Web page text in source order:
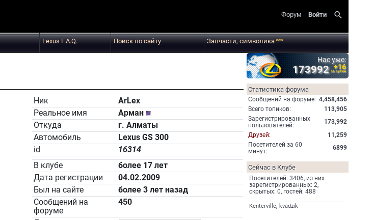
Форум Войти search
Lexus F.A.Q. Поиск по сайту Запчасти, символикаnew
Ник
ArLex
Реальное имя
Арман
Откуда
г. Алматы
Автомобиль
Lexus GS 300
id
16314
В клубе
более 17 лет
Дата регистрации
04.02.2009
Был на сайте
более 3 лет назад
Сообщений на
форуме
450
Нас уже:
173992 +16
за сутки
Статистика форума
Cообщений на форуме: 4,458,456
Всего топиков:
113,905
Зарегистрированных
пользователей:
173,992
Друзей:
11,259
Посетителей за 60
минут:
6899
Сейчас в Клубе
Посетителей: 3406, из них
зарегистрированных: 2,
скрытых: 0, гостей: 488
Kenterville, kvadzik